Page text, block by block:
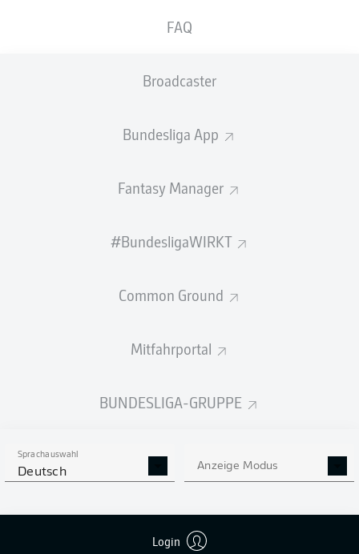
FAQ
Broadcaster
Bundesliga App
Fantasy Manager
#BundesligaWIRKT
Common Ground
Mitfahrportal
BUNDESLIGA-GRUPPE
Sprachauswahl
Deutsch Anzeige Modus
Login
DFB-Pokals gegen den VfB Stuttgart am
Probleme in der linken Wade.
Beschwerden frühzeitig vom Platz. Wie beim 5:1 gegen
Neben Neuer fallen beim Rekordmeister und -
Trio wird die Münchener im Olympiastadion aber